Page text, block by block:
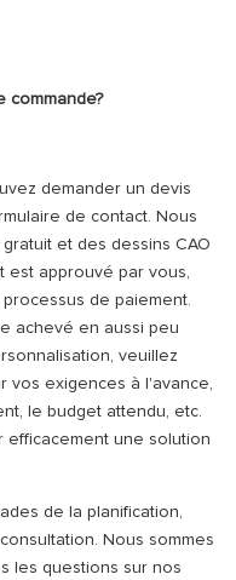
commande?
demander un devis
de contact. Nous
et des dessins CAO
est approuvé par vous,
de paiement.
achevé en aussi peu
veuillez
vos exigences à l'avance,
le budget attendu, etc.
efficacement une solution
de la planification,
Nous sommes
les questions sur nos